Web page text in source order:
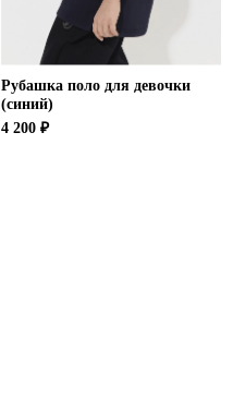
Рубашка поло для девочки
(синий)
4 200 ₽